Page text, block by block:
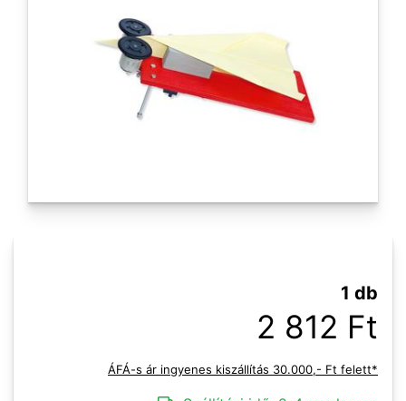
1 db
2 812 Ft
ÁFÁ-s ár ingyenes kiszállítás 30.000,- Ft felett*